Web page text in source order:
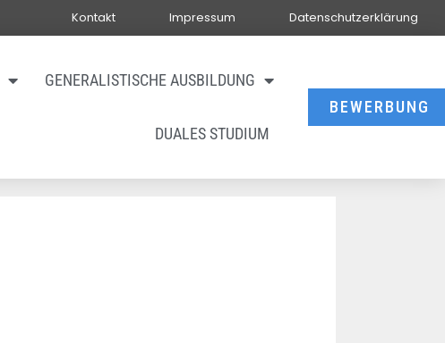
Kontakt Impressum Datenschutzerklärung
GENERALISTISCHE AUSBILDUNG
DUALES STUDIUM
BEWERBUNG